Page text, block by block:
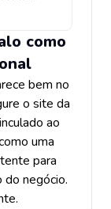
como
bem no
o site da
ao
uma
para
do negócio.